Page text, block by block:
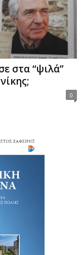
στα “ψιλά”
0